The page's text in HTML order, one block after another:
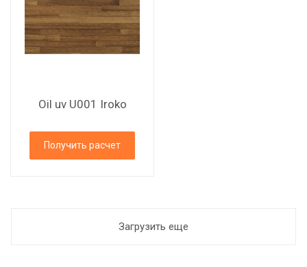
Oil uv U001 Iroko
Получить расчет
Загрузить еще